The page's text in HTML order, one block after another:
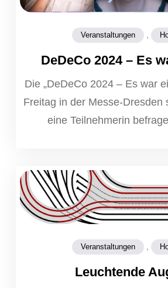
Veranstaltungen
DeDeCo 2024 – Es
Die „DeDeCo 2024 – Es war
Freitag in der Messe-Dresden
eine Teilnehmerin
Veranstaltungen
Leuchtende